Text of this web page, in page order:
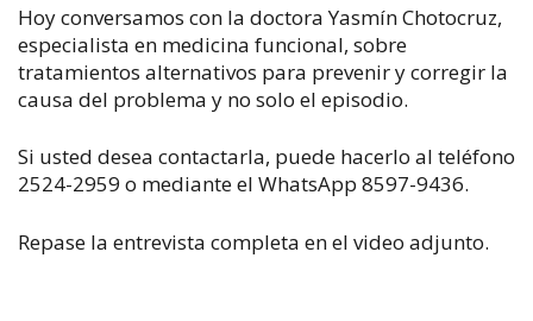
Hoy conversamos con la doctora Yasmín Chotocruz,
especialista en medicina funcional, sobre
tratamientos alternativos para prevenir y corregir la
causa del problema y no solo el episodio.
Si usted desea contactarla, puede hacerlo al teléfono
2524-2959 o mediante el WhatsApp 8597-9436.
Repase la entrevista completa en el video adjunto.